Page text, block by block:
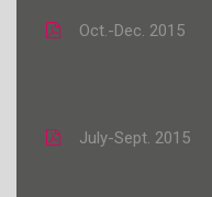
Oct.-Dec. 2015
July-Sept. 2015